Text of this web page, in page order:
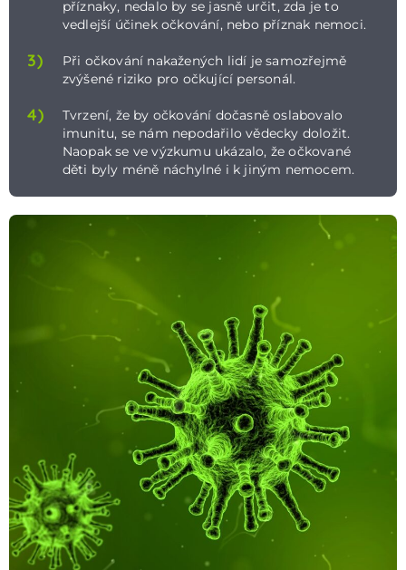
příznaky, nedalo by se jasně určit, zda je to
vedlejší účinek očkování, nebo příznak nemoci.
3)
Při očkování nakažených lidí je samozřejmě
zvýšené riziko pro očkující personál.
4)
Tvrzení, že by očkování dočasně oslabovalo
imunitu, se nám nepodařilo vědecky doložit.
Naopak se ve výzkumu ukázalo, že očkované
děti byly méně náchylné i k jiným nemocem.